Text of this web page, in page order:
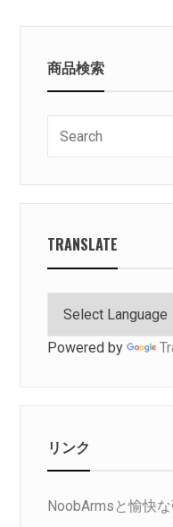
商品検索
TRANSLATE
Powered by
リンク
NoobArmsと愉快